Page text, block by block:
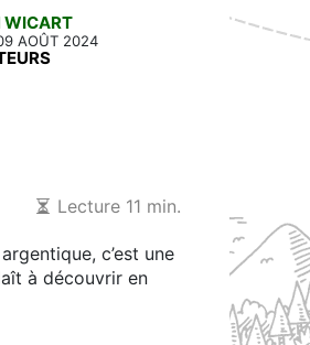
WICART
AOÛT 2024
Lecture 11 min.
c’est une
à découvrir en